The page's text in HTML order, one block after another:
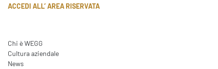
ACCEDI ALL’ AREA RISERVATA
Chi è WEGG
Cultura aziendale
News